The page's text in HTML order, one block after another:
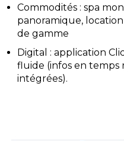
Commodités : spa
panoramique,
de gamme
Digital : application
fluide (infos en temps
intégrées).